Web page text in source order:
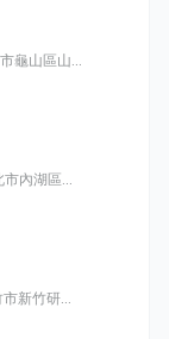
龜山區山
市內湖區民
號 1 樓
市新竹研發